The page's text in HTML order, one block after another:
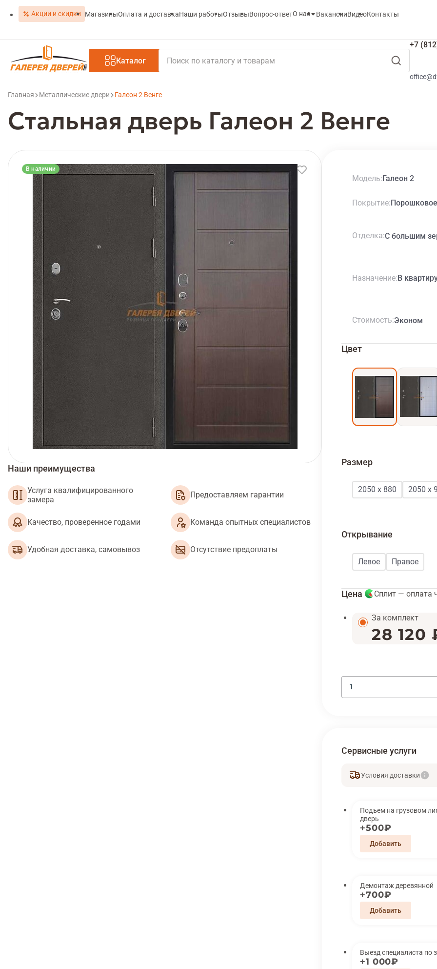
Акции и скидки МагазиныОплата и доставкаНаши работыОтзывыВопрос-ответО нас ВакансииВидеоКонтакты
Каталог
+7
Главная Металлические двери Галеон 2 Венге
Стальная дверь Галеон 2 Венге
В наличии
Наши преимущества
Услуга квалифицированного
замера
Предоставляем гарантии
Качество, проверенное годами Команда опытных специалистов
Удобная доставка, самовывоз Отсутствие предоплаты
Модель Галеон 2
Покрытие
Отделка С большим
Назначение В
Стоимость Эконом
Цвет
Размер
2050 х 880 2050 x
Открывание
Левое Правое
Цена Сплит — оплата
За комплект
28 120
Сервисные услуги
Условия доставки
Подъем на грузовом лифте
дверь
500₽
Демонтаж деревянной
700₽
Выезд специалиста по
1 000₽